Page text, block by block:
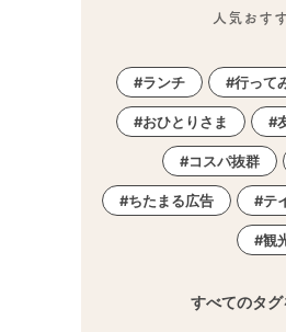
人気おす
ランチ 行って
おひとりさま
コスパ抜群
ちたまる広告 テ
観
すべてのタグ